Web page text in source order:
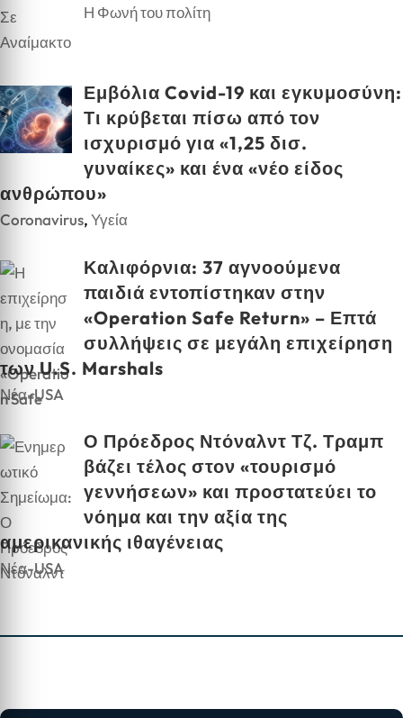
Η Φωνή του πολίτη
Εμβόλια Covid-19 και εγκυμοσύνη:
Τι κρύβεται πίσω από τον
ισχυρισμό για «1,25 δισ.
γυναίκες» και ένα «νέο είδος
ανθρώπου»
Coronavirus,Υγεία
Καλιφόρνια: 37 αγνοούμενα
παιδιά εντοπίστηκαν στην
«Operation Safe Return» – Επτά
συλλήψεις σε μεγάλη επιχείρηση
των U.S. Marshals
Νέα-USA
Ο Πρόεδρος Ντόναλντ Τζ. Τραμπ
βάζει τέλος στον «τουρισμό
γεννήσεων» και προστατεύει το
νόημα και την αξία της
αμερικανικής ιθαγένειας
Νέα-USA